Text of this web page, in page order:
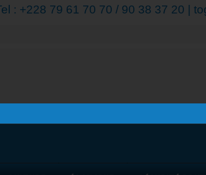
: +228 79 61 70 70 / 90 38 37 20 |